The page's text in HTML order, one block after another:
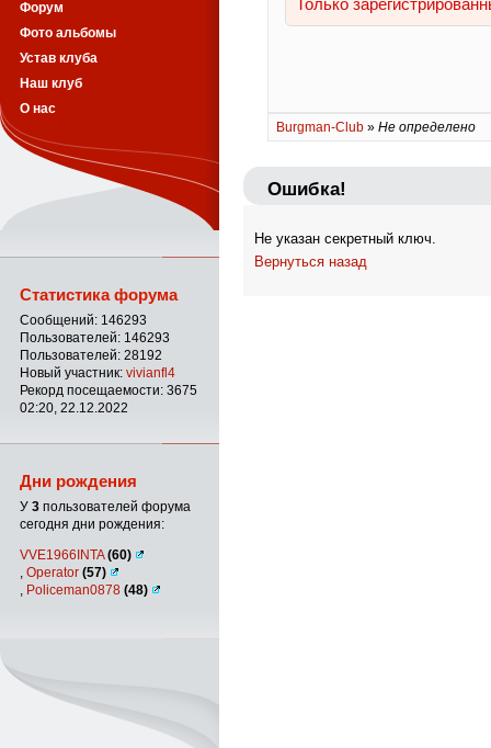
Burgman-Club » Не определено
Ошибка!
Не указан секретный ключ.
Вернуться назад
Форум
Фото альбомы
Устав клуба
Наш клуб
О нас
Статистика форума
Сообщений: 146293
Пользователей: 146293
Пользователей: 28192
Новый участник: vivianfl4
Рекорд посещаемости: 3675
02:20, 22.12.2022
Дни рождения
У 3 пользователей форума
сегодня дни рождения:
VVE1966INTA(60)
Operator (57)
Policeman0878 (48)